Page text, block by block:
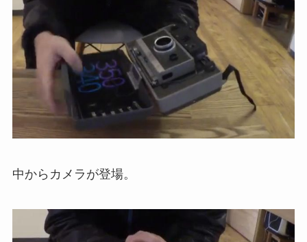
中からカメラが登場。